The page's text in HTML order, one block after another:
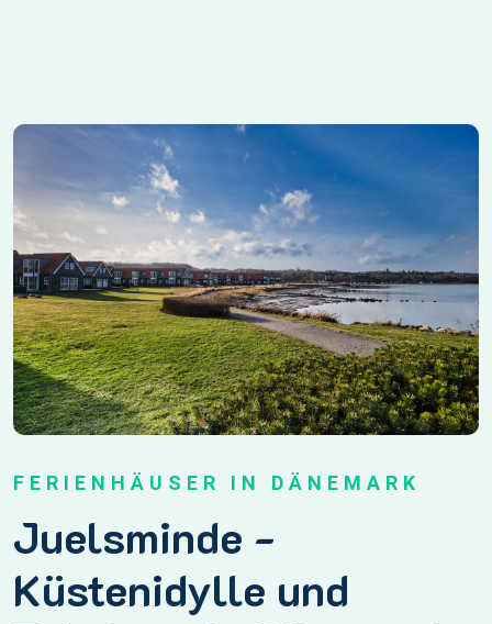
FERIENHÄUSER IN DÄNEMARK
Juelsminde -
Küstenidylle und